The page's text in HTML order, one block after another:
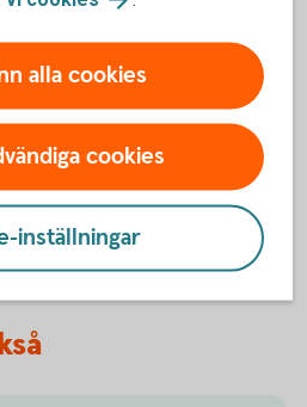
ta betalt med
att skicka och ta emot e-
sker snabbt och säkert,
alla cookies
cookies
inställningar